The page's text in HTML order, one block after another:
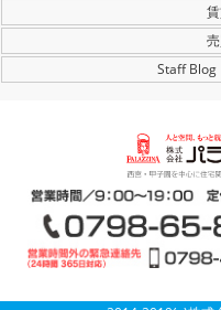
Staff Blog